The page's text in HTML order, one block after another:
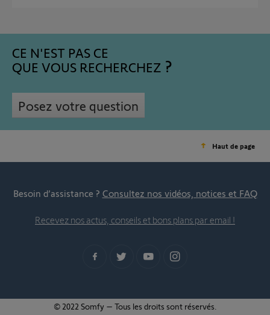
CE N'EST PAS CE
QUE VOUS RECHERCHEZ
Posez votre question
Haut de page
Besoin d’assistance ? Consultez nos vidéos, notices et FAQ
Recevez nos actus, conseils et bons plans par email !
© 2022 Somfy – Tous les droits sont réservés.